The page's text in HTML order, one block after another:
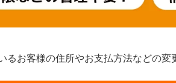
るお客様の住所やお支払方法などの変